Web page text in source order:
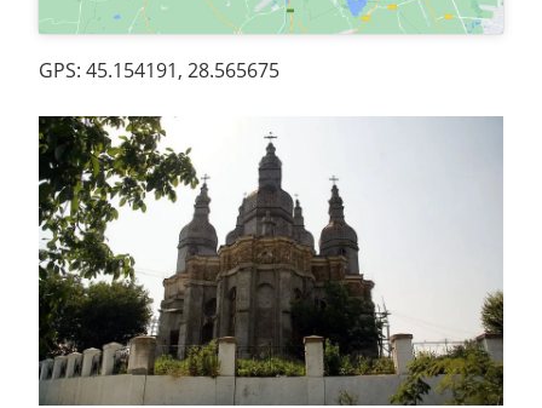
GPS: 45.154191, 28.565675